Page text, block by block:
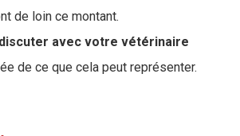
de loin ce montant.
discuter avec votre vétérinaire
de ce que cela peut représenter.